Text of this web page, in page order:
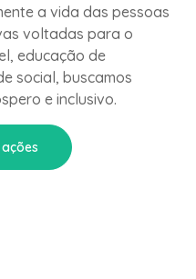
a vida das pessoas
voltadas para o
educação de
social, buscamos
e inclusivo.